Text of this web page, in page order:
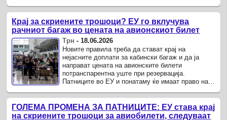
Крај за скриените трошоци? ЕУ го вклучува
рачниот багаж во цената на авионскиот билет
Трн - 18.06.2026
Новите правила треба да стават крај на
нејасните доплати за кабински багаж и да ја
направат цената на авионските билети
потранспарентна уште при резервација.
Патниците во ЕУ и понатаму ќе имаат право на
а рачниот багаж ќе мора да ...
ГОЛЕМА ПРОМЕНА ЗА ПАТНИЦИТЕ: ЕУ става крај
на скриените трошоци за авиобилети, следуваат